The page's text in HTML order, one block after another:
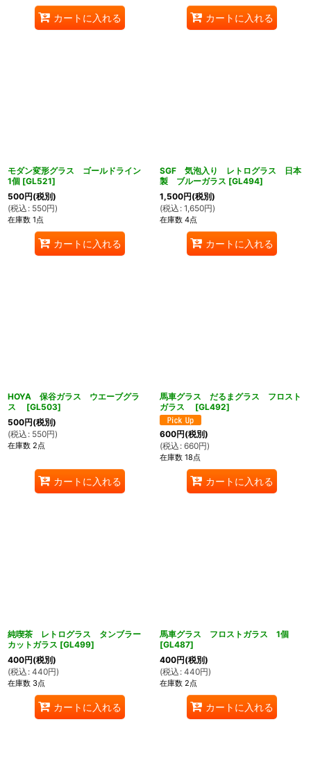
カートに入れる カートに入れる
モダン変形グラス ゴールドライン
1個 [GL521]
500円(税別)
(税込 : 550円)
在庫数 1点
カートに入れる
SGF 気泡入り レトログラス 日本
製 ブルーガラス [GL494]
1,500円(税別)
(税込 : 1,650円)
在庫数 4点
カートに入れる
HOYA 保谷ガラス ウエーブグラ
ス
[GL503]
500円(税別)
(税込 : 550円)
在庫数 2点
カートに入れる
馬車グラス だるまグラス フロスト
ガラス
[GL492]
600円(税別)
(税込 : 660円)
在庫数 18点
カートに入れる
純喫茶 レトログラス タンブラー
カットガラス [GL499]
400円(税別)
(税込 : 440円)
在庫数 3点
カートに入れる
馬車グラス フロストガラス 1個
[GL487]
400円(税別)
(税込 : 440円)
在庫数 2点
カートに入れる